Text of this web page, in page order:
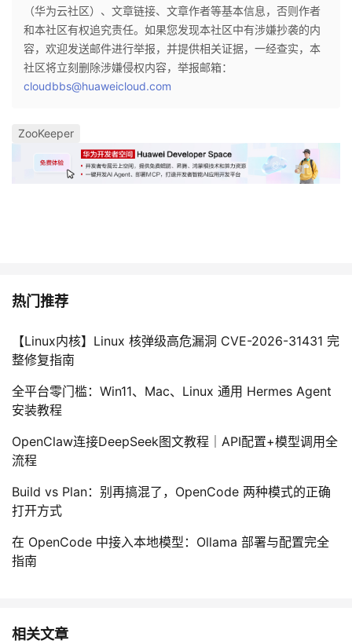
（华为云社区）、文章链接、文章作者等基本信息，否则作者
和本社区有权追究责任。如果您发现本社区中有涉嫌抄袭的内
容，欢迎发送邮件进行举报，并提供相关证据，一经查实，本
社区将立刻删除涉嫌侵权内容，举报邮箱：
cloudbbs@huaweicloud.com
ZooKeeper
热门推荐
【Linux内核】Linux 核弹级高危漏洞 CVE-2026-31431 完
整修复指南
全平台零门槛：Win11、Mac、Linux 通用 Hermes Agent
安装教程
OpenClaw连接DeepSeek图文教程｜API配置+模型调用全
流程
Build vs Plan：别再搞混了，OpenCode 两种模式的正确
打开方式
在 OpenCode 中接入本地模型：Ollama 部署与配置完全
指南
相关文章